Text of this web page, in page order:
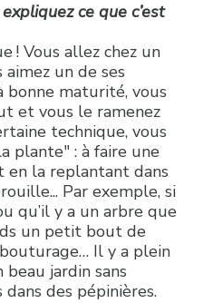
ce que c’est
! Vous allez chez un
un de ses
bonne maturité, vous
et vous le ramenez
technique, vous
plante" : à faire une
la replantant dans
Par exemple, si
qu’il y a un arbre que
un petit bout de
Il y a plein
beau jardin sans
des pépinières.